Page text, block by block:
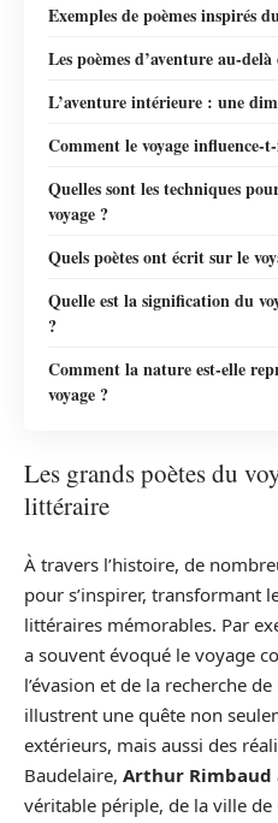
Exemples de poèmes inspirés
Les poèmes d’aventure au-
L’aventure intérieure : une
Comment le voyage influence-
Quelles sont les techniques
voyage ?
Quels poètes ont écrit sur le
Quelle est la signification du
?
Comment la nature est-elle
voyage ?
Les grands poètes du
littéraire
À travers l’histoire, de
pour s’inspirer, transformant
littéraires mémorables. Par
a souvent évoqué le voyage
l’évasion et de la recherche
illustrent une quête non
extérieurs, mais aussi des
Baudelaire, Arthur Rimbaud
véritable périple, de la ville de